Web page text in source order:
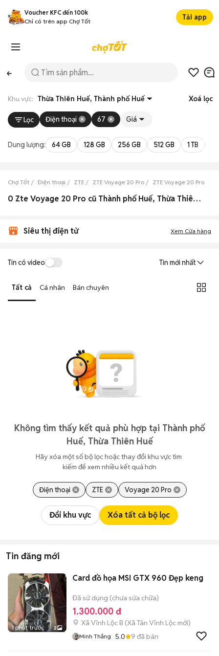
Voucher KFC đến 100k
Chỉ có trên app Chợ Tốt
Tải app
Khu vực: Thừa Thiên Huế, Thành phố Huế Xoá lọc
Lọc Điện thoại 67 Giá
Dung lượng: 64 GB 128 GB 256 GB 512 GB 1 TB
Chợ Tốt Điện thoại ZTE ZTE Voyage 20 Pro ZTE Voyage 20 Pro
0 Zte Voyage 20 Pro cũ Thành phố Huế, Thừa Thiên Huế đẹp
Siêu thị điện tử Xem Cửa hàng
Tin có video Tin mới nhất
Tất cả Cá nhân Bán chuyên
Không tìm thấy kết quả phù hợp tại Thành phố
Huế, Thừa Thiên Huế
Hãy xóa một số bộ lọc hoặc thay đổi khu vực tìm
kiếm để xem nhiều kết quả hơn
Điện thoại ZTE Voyage 20 Pro
Đổi khu vực Xóa tất cả bộ lọc
Tin đăng mới
1 phút trước 2
Card đồ họa MSI GTX 960 Đẹp keng
Đã sử dụng (chưa sửa chữa)
1.300.000 đ
Xã Vĩnh Lộc B (Xã Tân Vĩnh Lộc mới)
Minh Thắng 5.0 9 đã bán